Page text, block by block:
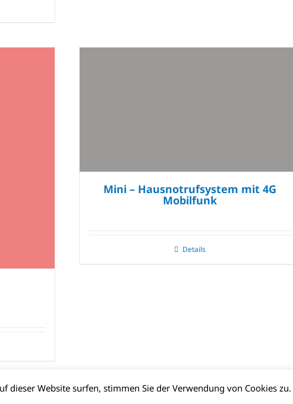
Mini – Hausnotrufsystem mit 4G
Mobilfunk
Details
|Impressum|Datenschutz|Barrierefreiheit|AGB (PDF)
dieser Website surfen, stimmen Sie der Verwendung von Cookies zu.